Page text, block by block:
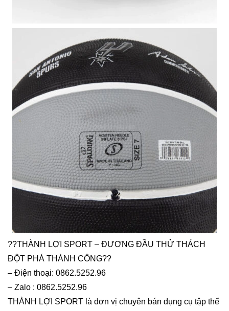
??THÀNH LỢI SPORT – ĐƯƠNG ĐẦU THỬ THÁCH
ĐỘT PHÁ THÀNH CÔNG??
– Điện thoại: 0862.5252.96
– Zalo : 0862.5252.96
THÀNH LỢI SPORT là đơn vị chuyên bán dụng cụ tập thể